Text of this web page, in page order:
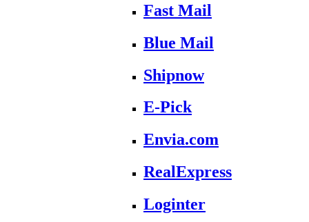
Fast Mail
Blue Mail
Shipnow
E-Pick
Envia.com
RealExpress
Loginter